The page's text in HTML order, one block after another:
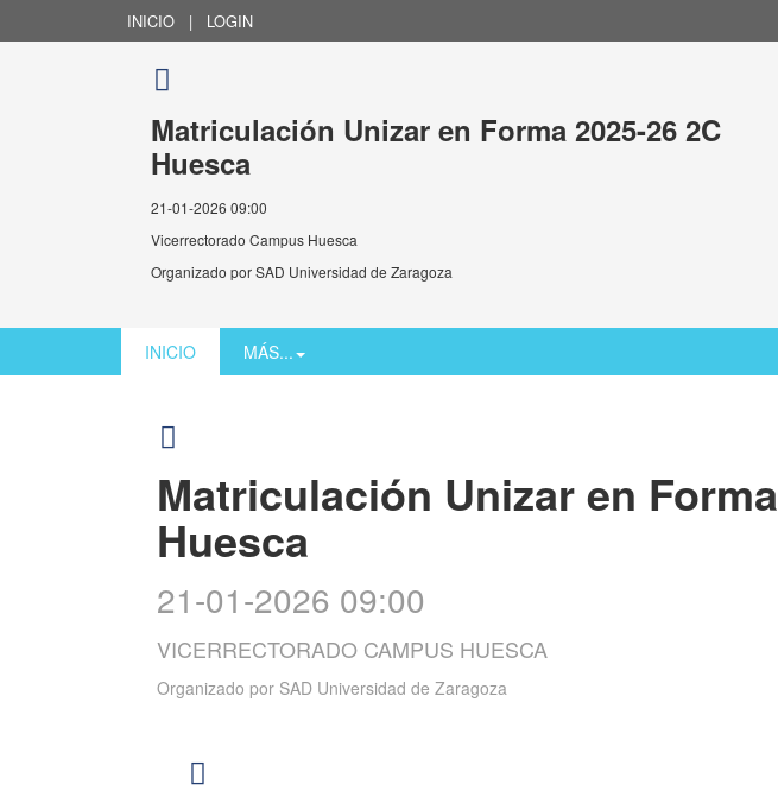
INICIO | LOGIN
Matriculación Unizar en Forma 2025-26 2C
Huesca
21-01-2026 09:00
Vicerrectorado Campus Huesca
Organizado porSAD Universidad de Zaragoza
INICIO MÁS...
Matriculación Unizar en
Huesca
21-01-2026 09:00
VICERRECTORADO CAMPUS HUESCA
Organizado por SAD Universidad de Zaragoza